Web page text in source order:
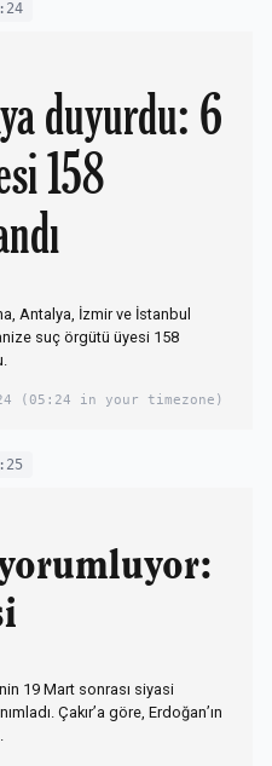
duyurdu: 6
158
Antalya, İzmir ve İstanbul
suç örgütü üyesi 158
(05:24 in your timezone)
yorumluyor:
19 Mart sonrası siyasi
Çakır’a göre, Erdoğan’ın